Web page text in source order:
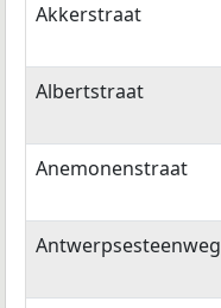
Akkerstraat
Albertstraat
Anemonenstraat
Antwerpsesteenweg